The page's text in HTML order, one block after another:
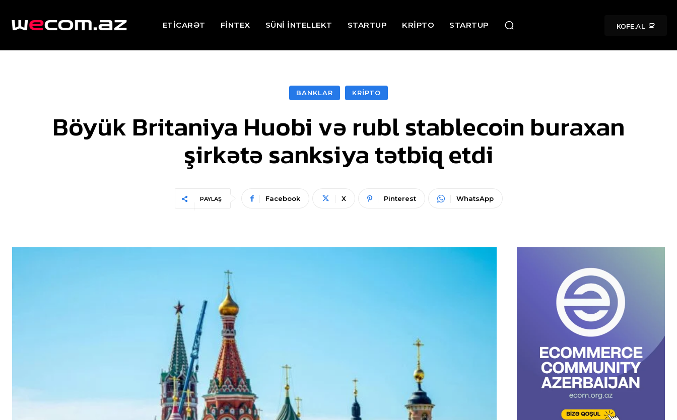
ETİCARƏT FİNTEX SÜNİ İNTELLEKT STARTUP KRİPTO STARTUP KOFE.AL
BANKLAR KRİPTO
Böyük Britaniya Huobi və rubl stablecoin buraxan
şirkətə sanksiya tətbiq etdi
PAYLAŞ Facebook X Pinterest WhatsApp